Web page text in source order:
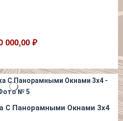
000,00 ₽
С Панорамными Окнами 3х4